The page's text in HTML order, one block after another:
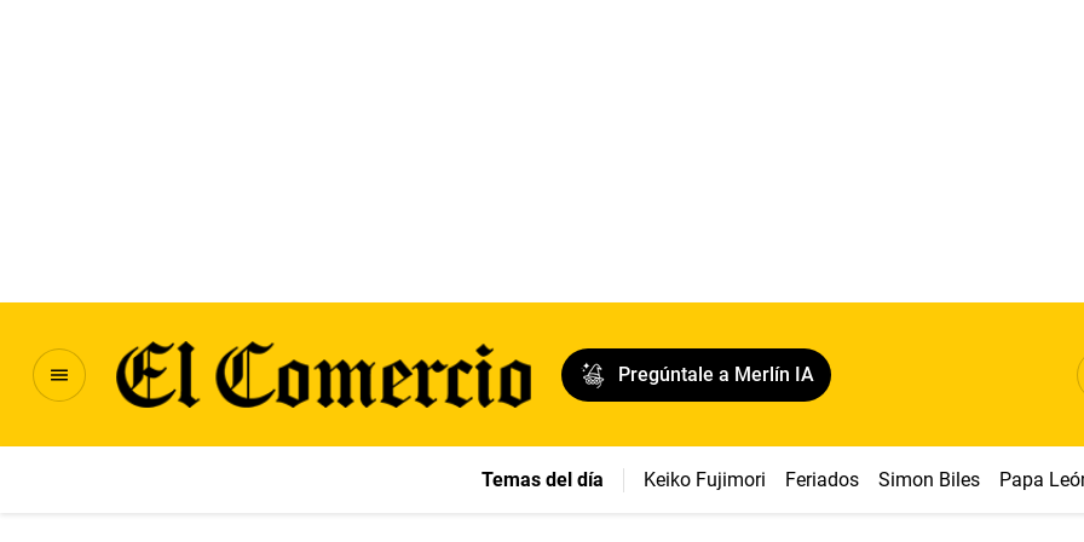
Pregúntale a Merlín IA
Temas del día Keiko Fujimori Feriados Simon Biles Papa